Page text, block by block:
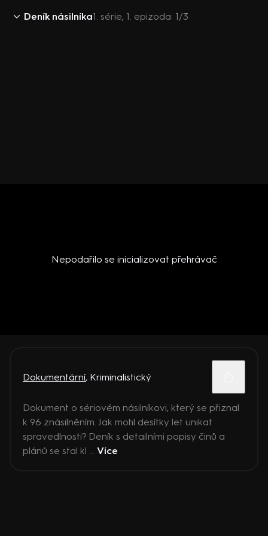
Deník násilníka1. série, 1. epizoda: 1/3
Nepodařilo se inicializovat přehrávač
Dokumentární, Kriminalistický
Dokument o sériovém násilníkovi, který se přiznal
k 96 znásilněním. Jak mohl desítky let unikat
spravedlnosti? Deník s detailními popisy činů a
plánů se stal kl ... Více